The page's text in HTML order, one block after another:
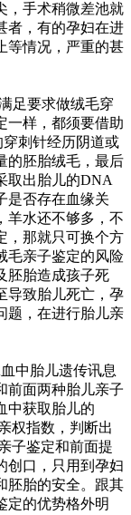
，手术稍微差池就
者，有的孕妇在进
等情况，严重的甚
足要求做绒毛穿
一样，都须要借助
刺针经历阴道或
的胚胎绒毛，最后
取出胎儿的DNA
是否存在血缘关
羊水还不够多，不
，那就只可换个方
毛亲子鉴定的风险
胚胎造成孩子死
导致胎儿死亡，孕
题，在进行胎儿亲
中胎儿遗传讯息
前面两种胎儿亲子
中获取胎儿的
权指数，判断出
子鉴定和前面提
创口，只用到孕妇
胚胎的安全。跟其
定的优势格外明